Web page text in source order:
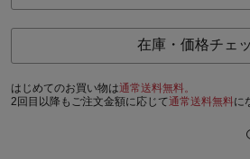
在庫・価格チェ
はじめてのお買い物は通常送料無料。
2回目以降もご注文金額に応じて通常送料無料に